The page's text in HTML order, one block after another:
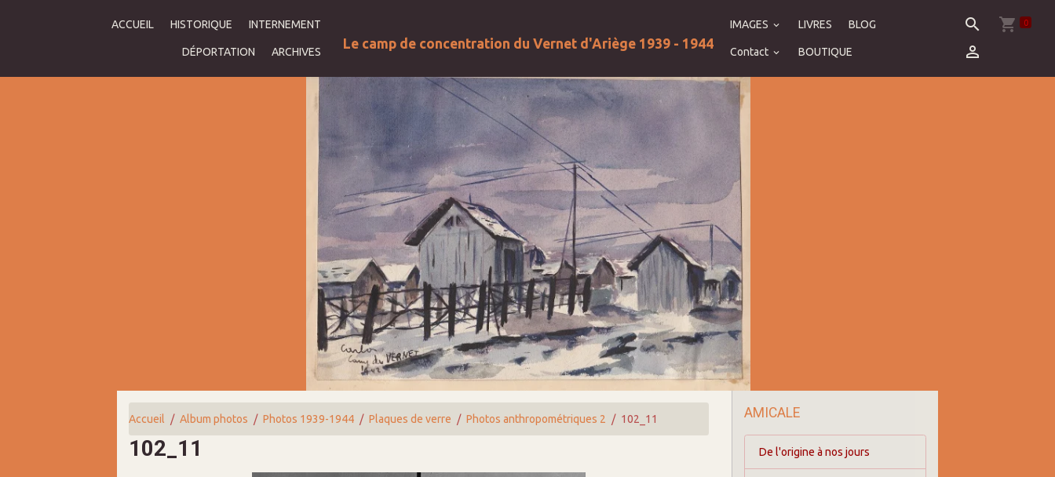
ACCUEIL HISTORIQUE INTERNEMENT
DÉPORTATION ARCHIVES
Le camp de concentration du Vernet d'Ariège 1939 - 1944
IMAGES LIVRES BLOG
Contact BOUTIQUE
0
Accueil Album photos Photos 1939-1944 Plaques de verre Photos anthropométriques 2 102_11
102_11
AMICALE
De l'origine à nos jours